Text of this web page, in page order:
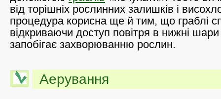
від торішніх рослинних залишків і
процедура корисна ще й тим, що граблі
відкриваючи доступ повітря в нижні
запобігає захворюванню рослин.
Аерування